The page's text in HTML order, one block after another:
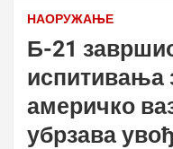
НАОРУЖАЊЕ
Б-21
испитивања
америчко
убрзава